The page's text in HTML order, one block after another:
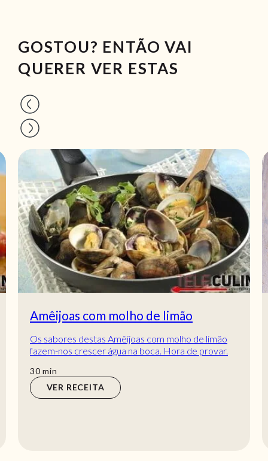
GOSTOU? ENTÃO VAI
QUERER VER ESTAS
Amêijoas com molho de limão
Os sabores destas Amêijoas com molho de limão
fazem-nos crescer água na boca. Hora de provar.
30min
min
VER RECEITA